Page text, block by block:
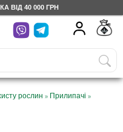
ВІД 40 000 ГРН
UA
грн
рослин » Прилипачі »